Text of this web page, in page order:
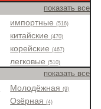
показать все
импортные(516)
китайские(470)
корейские(467)
легковые(510)
показать все
Молодёжная(9)
Озёрная(4)